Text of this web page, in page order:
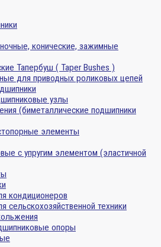
конические, зажимные
Тапербуш ( Taper Bushes )
для приводных роликовых цепей
узлы
(биметаллические подшипники
элементы
с упругим элементом (эластичной
кондиционеров
сельскохозяйственной техники
опоры